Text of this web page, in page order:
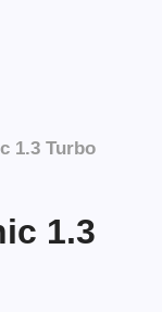
1.3 Turbo
1.3